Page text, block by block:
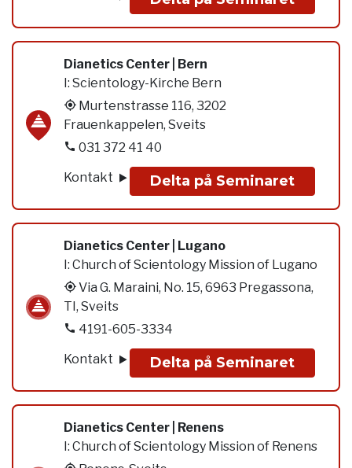
Dianetics Center | Bern
I: Scientology-Kirche Bern
Murtenstrasse 116, 3202
Frauenkappelen, Sveits
031 372 41 40
Kontakt
Delta på Seminaret
Dianetics Center | Lugano
I: Church of Scientology Mission of Lugano
Via G. Maraini, No. 15, 6963 Pregassona,
TI, Sveits
4191-605-3334
Kontakt
Delta på Seminaret
Dianetics Center | Renens
I: Church of Scientology Mission of Renens